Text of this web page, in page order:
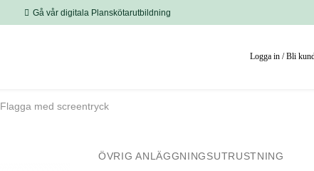
Gå vår digitala Planskötarutbildning
Logga in / Bli
Flagga med screentryck
ÖVRIG ANLÄGGNINGSUTRUSTNING